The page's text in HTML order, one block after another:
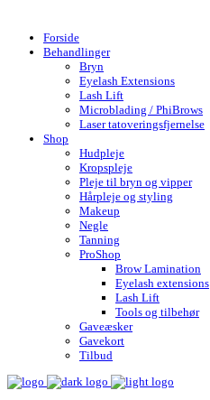
Forside
Behandlinger
Bryn
Eyelash Extensions
Lash Lift
Microblading / PhiBrows
Laser tatoveringsfjernelse
Shop
Hudpleje
Kropspleje
Pleje til bryn og vipper
Hårpleje og styling
Makeup
Negle
Tanning
ProShop
Brow Lamination
Eyelash extensions
Lash Lift
Tools og tilbehør
Gaveæsker
Gavekort
Tilbud